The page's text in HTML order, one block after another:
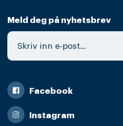
Meld deg på nyhetsbrev
Facebook
Instagram